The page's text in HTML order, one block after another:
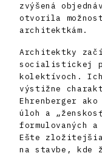
zvýšená
otvorila
architektkám.
Architektky
socialistickej
kolektívoch.
výstižne
Ehrenberger ako
úloh a
formulovaných a
Ešte
na stavbe, kde